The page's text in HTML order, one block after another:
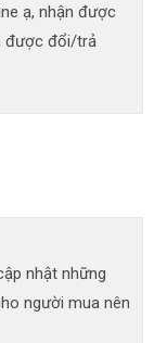
ạ, nhận được
được đổi/trả
nhật những
người mua nên